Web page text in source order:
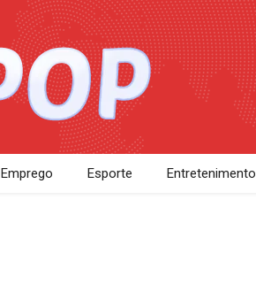
Emprego Esporte Entretenimento